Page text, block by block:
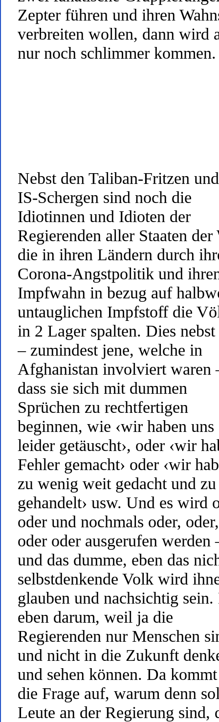
Zepter führen und ihren
verbreiten wollen, dann wird
nur noch schlimmer kommen.
Nebst den Taliban-Fritzen
IS-Schergen sind noch die
Idiotinnen und Idioten der
Regierenden aller Staaten der
die in ihren Ländern durch
Corona-Angstpolitik und
Impfwahn in bezug auf
untauglichen Impfstoff die
in 2 Lager spalten. Dies nebst
– zumindest jene, welche in
Afghanistan involviert waren
dass sie sich mit dummen
Sprüchen zu rechtfertigen
beginnen, wie ‹wir haben uns
leider getäuscht›, oder ‹wir
Fehler gemacht› oder ‹wir
zu wenig weit gedacht und zu
gehandelt› usw. Und es wird
oder und nochmals oder, oder,
oder oder ausgerufen werden
und das dumme, eben das
selbstdenkende Volk wird
glauben und nachsichtig sein.
eben darum, weil ja die
Regierenden nur Menschen
und nicht in die Zukunft
und sehen können. Da
die Frage auf, warum denn
Leute an der Regierung sind,